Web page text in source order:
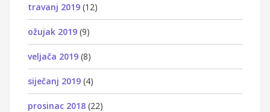
travanj 2019 (12)
ožujak 2019 (9)
veljača 2019 (8)
siječanj 2019 (4)
prosinac 2018 (22)